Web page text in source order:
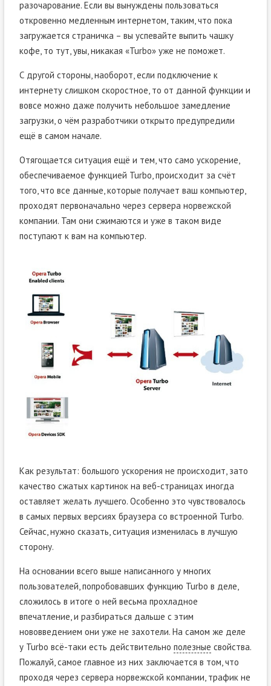
разочарование. Если вы вынуждены пользоваться
откровенно медленным интернетом, таким, что пока
загружается страничка – вы успевайте выпить чашку
кофе, то тут, увы, никакая «Turbo» уже не поможет.
С другой стороны, наоборот, если подключение к
интернету слишком скоростное, то от данной функции и
вовсе можно даже получить небольшое замедление
загрузки, о чём разработчики открыто предупредили
ещё в самом начале.
Отягощается ситуация ещё и тем, что само ускорение,
обеспечиваемое функцией Turbo, происходит за счёт
того, что все данные, которые получает ваш компьютер,
проходят первоначально через сервера норвежской
компании. Там они сжимаются и уже в таком виде
поступают к вам на компьютер.
Как результат: большого ускорения не происходит, зато
качество сжатых картинок на веб-страницах иногда
оставляет желать лучшего. Особенно это чувствовалось
в самых первых версиях браузера со встроенной Turbo.
Сейчас, нужно сказать, ситуация изменилась в лучшую
сторону.
На основании всего выше написанного у многих
пользователей, попробовавших функцию Turbo в деле,
сложилось в итоге о ней весьма прохладное
впечатление, и разбираться дальше с этим
нововведением они уже не захотели. На самом же деле
у Turbo всё-таки есть действительно полезные свойства.
Пожалуй, самое главное из них заключается в том, что
проходя через сервера норвежской компании, трафик не